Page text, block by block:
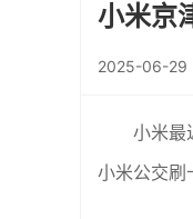
小米京
2025-06-29
小米最
小米公交刷